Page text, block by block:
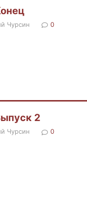
Чурсин 0
2
Чурсин 0